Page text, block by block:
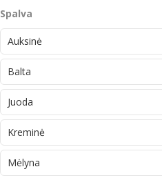
Spalva
Auksinė
Balta
Juoda
Kreminė
Mėlyna